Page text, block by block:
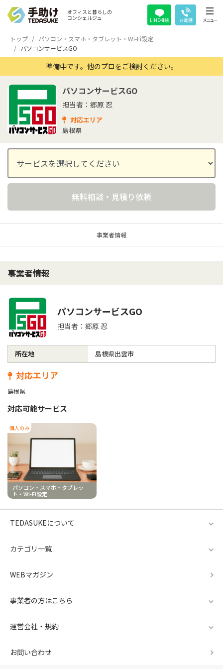
オフィスと暮らしの
コンシェルジュ
LINE相談 お電話 メニュー
トップ
パソコン・スマホ・タブレット・Wi-Fi設定
パソコンサービスGO
準備中です。他のプロをご検討ください。
パソコンサービスGO
担当者：郷原 忍
対応エリア
島根県
無料相談・見積り依頼
事業者情報
事業者情報
パソコンサービスGO
担当者：郷原 忍
所在地 島根県出雲市
対応エリア
島根県
対応可能サービス
個人のみ
パソコン・スマホ・タブレッ
ト・Wi-Fi設定
TEDASUKEについて
カテゴリ一覧
WEBマガジン
事業者の方はこちら
運営会社・規約
お問い合わせ